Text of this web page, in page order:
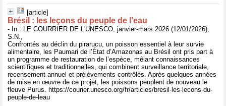
[article]
Brésil : les leçons du peuple de l’eau
- In : LE COURRIER DE L'UNESCO, janvier-mars 2026 (12/01/2026),
S.N.,
Confrontés au déclin du pirarucu, un poisson essentiel à leur survie
alimentaire, les Paumari de l’État d’Amazonas au Brésil ont pris part à
un programme de restauration de l’espèce, mêlant connaissances
scientifiques et traditionnelles, qui combinent surveillance territoriale,
recensement annuel et prélèvements contrôlés. Après quelques années
de mise en œuvre de ce projet, les poissons peuplent de nouveau le
fleuve Purus. https://courier.unesco.org/fr/articles/bresil-les-lecons-du-
peuple-de-leau